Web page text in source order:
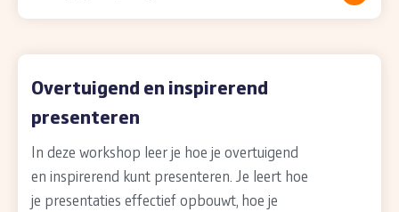
Overtuigend en inspirerend
presenteren
In deze workshop leer je hoe je overtuigend
en inspirerend kunt presenteren. Je leert hoe
je presentaties effectief opbouwt, hoe je